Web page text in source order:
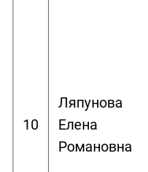
10
Ляпунова
Елена
Романовна